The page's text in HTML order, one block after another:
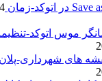
موس اتوکد-
نقشه های شهرداری-